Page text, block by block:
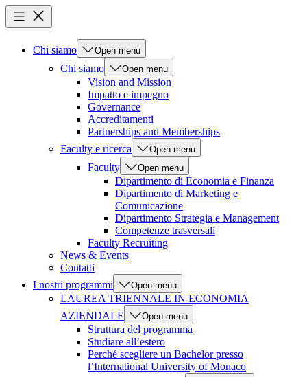
Chi siamo Open menu
Chi siamo Open menu
Vision and Mission
Impatto e impegno
Governance
Accreditamenti
Partnerships and Memberships
Faculty e ricerca
Open menu
Faculty Open menu
Dipartimento di Economia e Finanza
Dipartimento di Marketing e
Comunicazione
Dipartimento Strategia e Management
Competenze trasversali
Faculty Recruiting
News & Events
Contatti
I nostri programmi
Open menu
LAUREA TRIENNALE IN ECONOMIA
AZIENDALE
Open menu
Struttura del programma
Studiare all’estero
Perché scegliere un Bachelor presso
l’International University of Monaco